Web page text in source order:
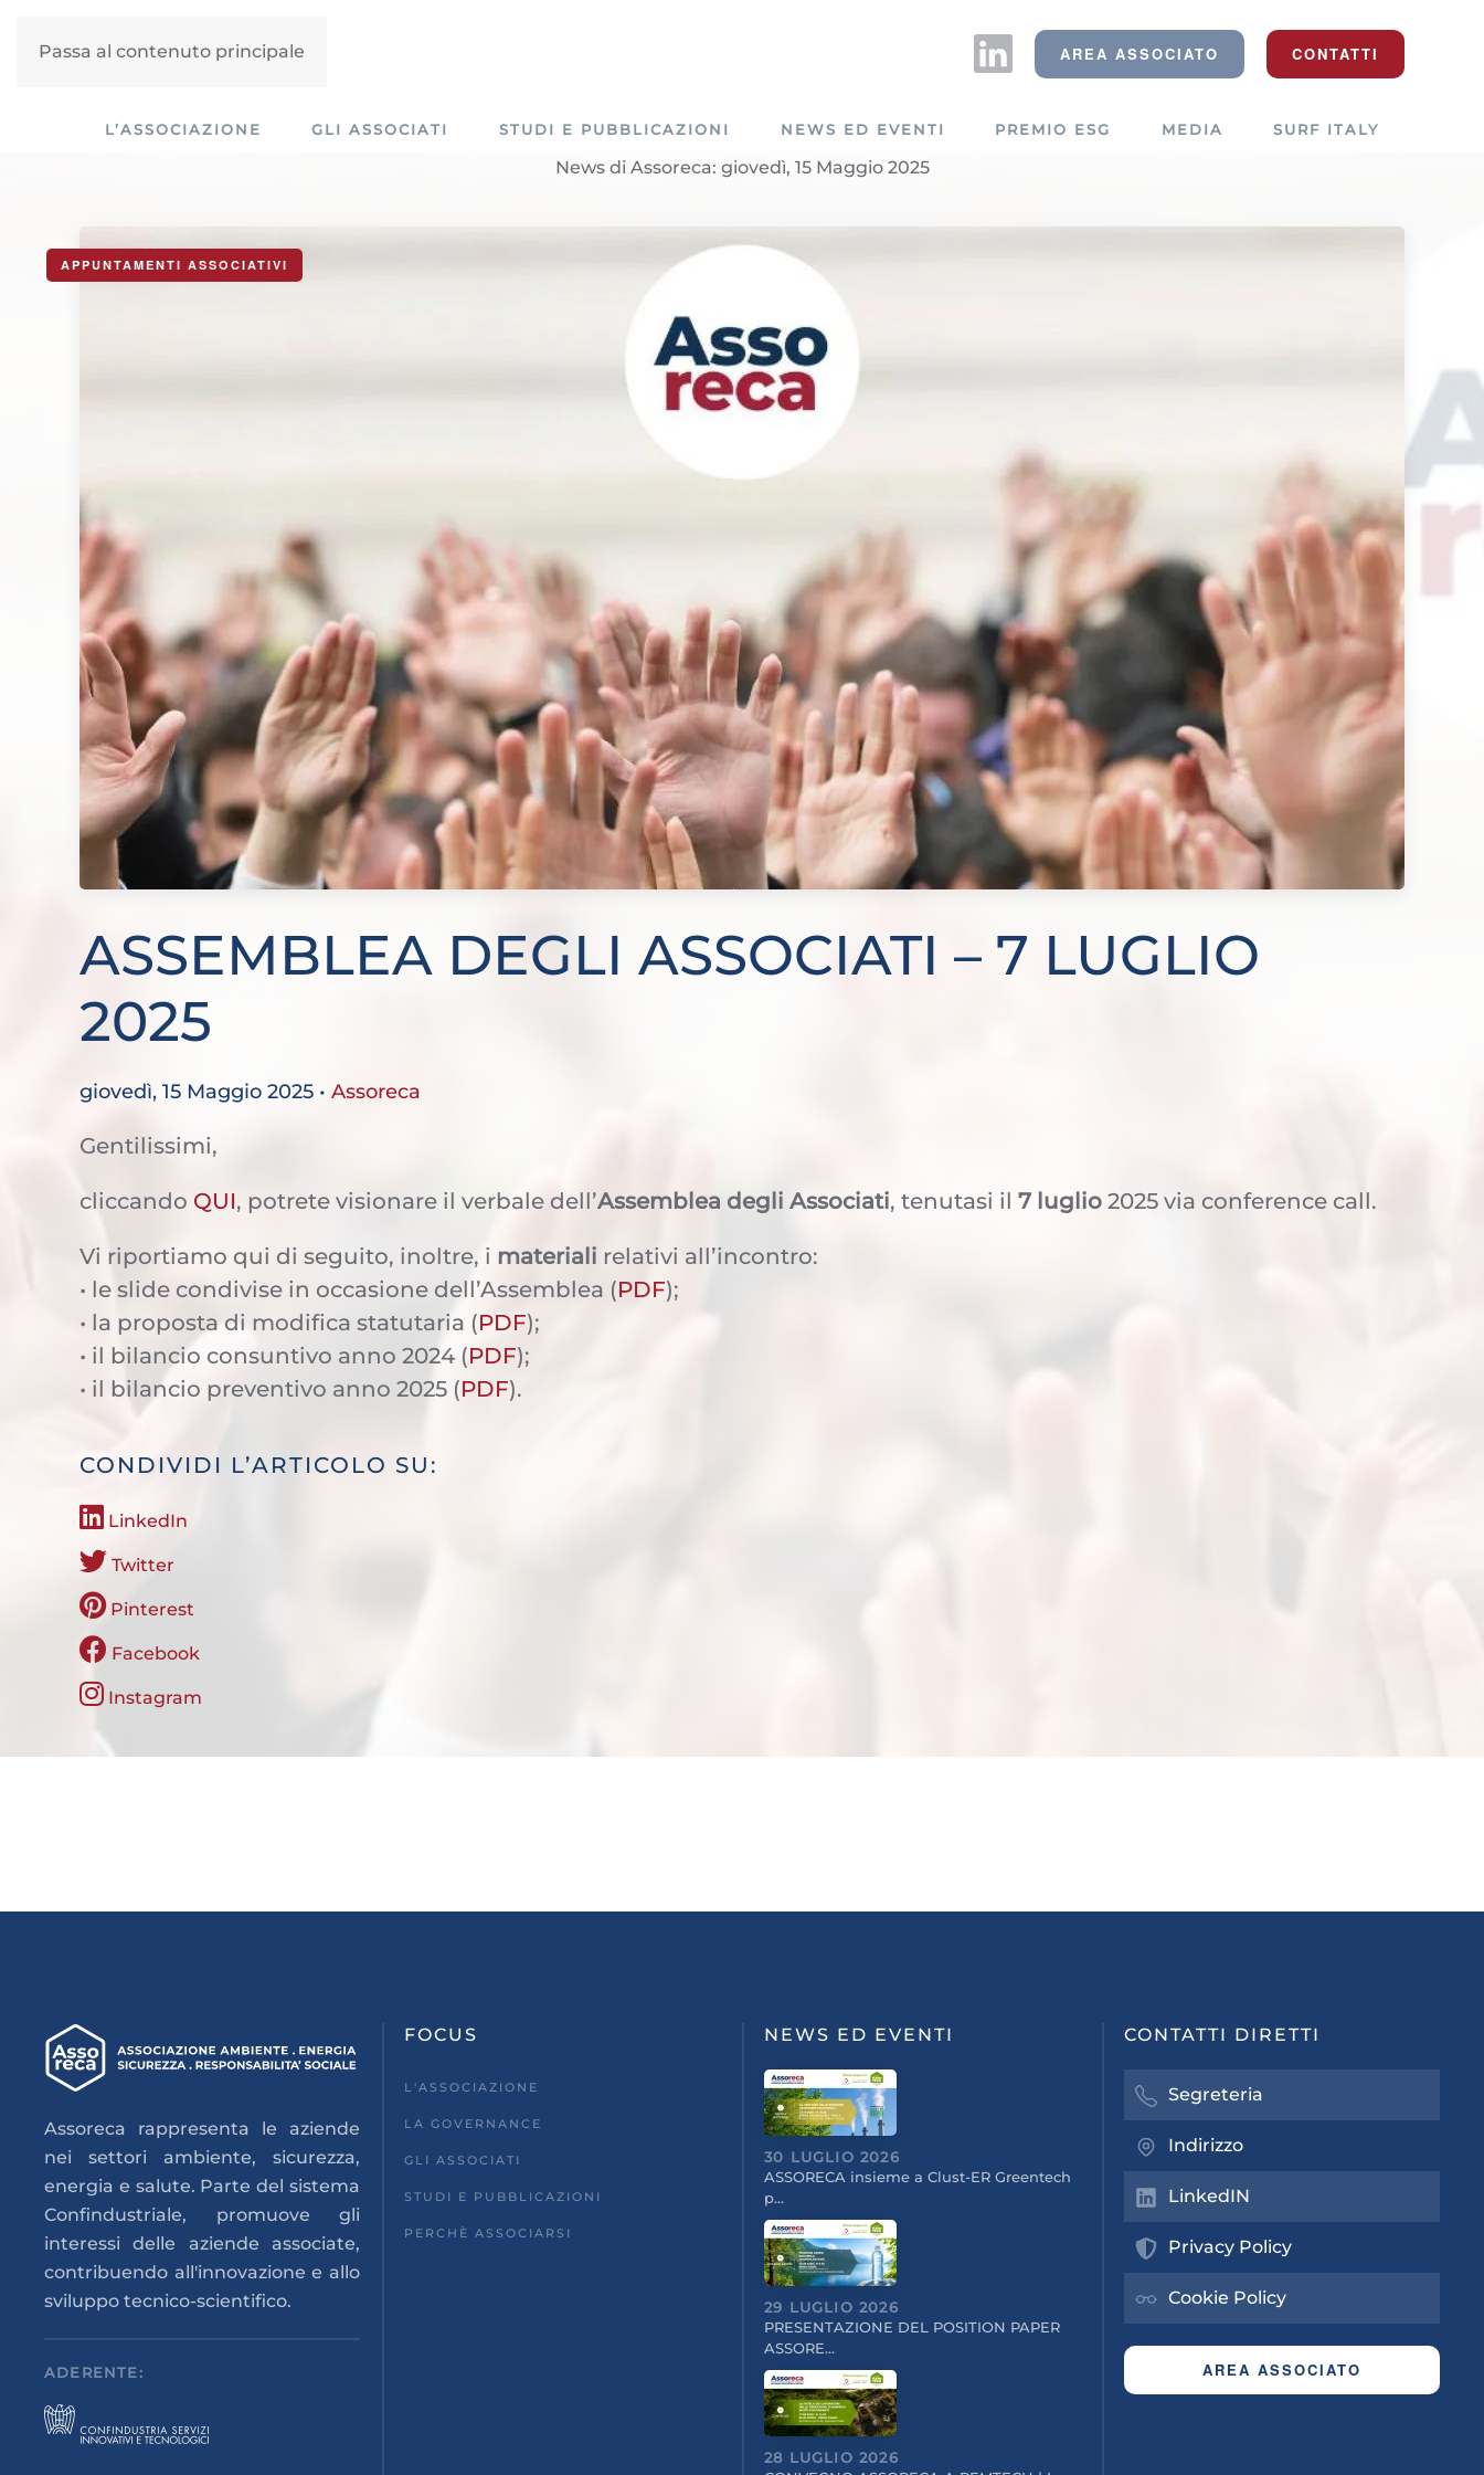
Passa al contenuto principale AREA ASSOCIATO CONTATTI
L’ASSOCIAZIONE GLI ASSOCIATI STUDI E PUBBLICAZIONI NEWS ED EVENTI PREMIO ESG MEDIA SURF ITALY
News di Assoreca: giovedì, 15 Maggio 2025
APPUNTAMENTI ASSOCIATIVI
ASSEMBLEA DEGLI ASSOCIATI – 7 LUGLIO
2025
giovedì, 15 Maggio 2025 • Assoreca
Gentilissimi,
cliccando QUI, potrete visionare il verbale dell’Assemblea degli Associati, tenutasi il 7 luglio 2025 via conference call.
Vi riportiamo qui di seguito, inoltre, i materiali relativi all’incontro:
• le slide condivise in occasione dell’Assemblea (PDF);
• la proposta di modifica statutaria (PDF);
• il bilancio consuntivo anno 2024 (PDF);
• il bilancio preventivo anno 2025 (PDF).
CONDIVIDI L’ARTICOLO SU:
LinkedIn
Twitter
Pinterest
Facebook
Instagram
Assoreca rappresenta le aziende
nei settori ambiente, sicurezza,
energia e salute. Parte del sistema
Confindustriale, promuove gli
interessi delle aziende associate,
contribuendo all'innovazione e allo
sviluppo tecnico-scientifico.
ADERENTE:
FOCUS
L'ASSOCIAZIONE
LA GOVERNANCE
GLI ASSOCIATI
STUDI E PUBBLICAZIONI
PERCHÈ ASSOCIARSI
NEWS ED EVENTI
30 LUGLIO 2026
ASSORECA insieme a Clust-ER Greentech
p…
29 LUGLIO 2026
PRESENTAZIONE DEL POSITION PAPER
ASSORE…
28 LUGLIO 2026
CONTATTI DIRETTI
Segreteria
Indirizzo
LinkedIN
Privacy Policy
Cookie Policy
AREA ASSOCIATO